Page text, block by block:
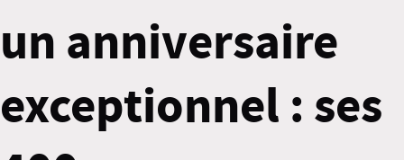
un anniversaire
exceptionnel : ses